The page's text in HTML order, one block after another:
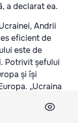
a declarat ea.
Andrii
eficient de
este de
Potrivit șefului
și își
„Ucraina